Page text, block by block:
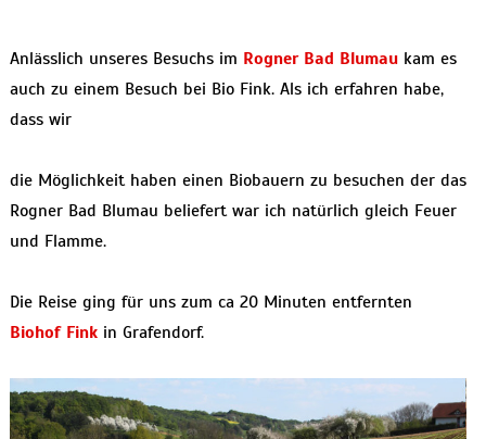
Anlässlich unseres Besuchs im Rogner Bad Blumaukam es
auch zu einem Besuch bei Bio Fink. Als ich erfahren habe,
dass wir
die Möglichkeit haben einen Biobauern zu besuchen der das
Rogner Bad Blumau beliefert war ich natürlich gleich Feuer
und Flamme.
Die Reise ging für uns zum ca 20 Minuten entfernten
Biohof Finkin Grafendorf.